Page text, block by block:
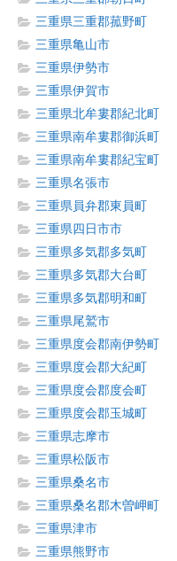
三重県三重郡菰野町
三重県亀山市
三重県伊勢市
三重県伊賀市
三重県北牟婁郡紀北町
三重県南牟婁郡御浜町
三重県南牟婁郡紀宝町
三重県名張市
三重県員弁郡東員町
三重県四日市市
三重県多気郡多気町
三重県多気郡大台町
三重県多気郡明和町
三重県尾鷲市
三重県度会郡南伊勢町
三重県度会郡大紀町
三重県度会郡度会町
三重県度会郡玉城町
三重県志摩市
三重県松阪市
三重県桑名市
三重県桑名郡木曽岬町
三重県津市
三重県熊野市